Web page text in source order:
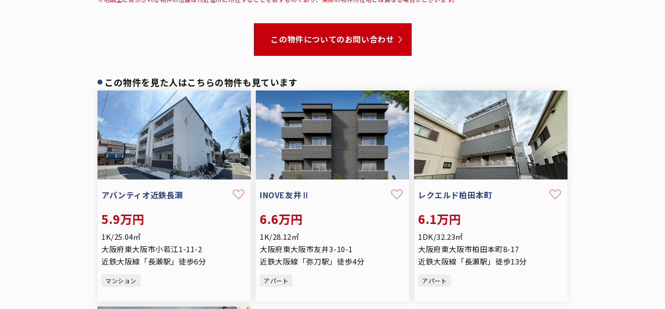
この物件についてのお問い合わせ
この物件を見た人はこちらの物件も見ています
アバンティオ近鉄長瀬
5.9万円
1K/25.04㎡
大阪府東大阪市小若江1-11-2
近鉄大阪線「長瀬駅」徒歩6分
マンション
INOVE友井Ⅱ
6.6万円
1K/28.12㎡
大阪府東大阪市友井3-10-1
近鉄大阪線「弥刀駅」徒歩4分
アパート
レクエルド柏田本町
6.1万円
1DK/32.23㎡
大阪府東大阪市柏田本町8-17
近鉄大阪線「長瀬駅」徒歩13分
アパート